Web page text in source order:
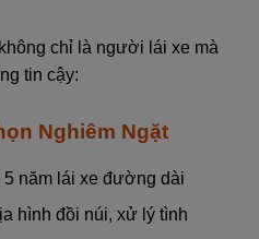
chỉ là người lái xe mà
tin cậy:
Nghiêm Ngặt
5 năm lái xe đường dài
hình đồi núi, xử lý tình